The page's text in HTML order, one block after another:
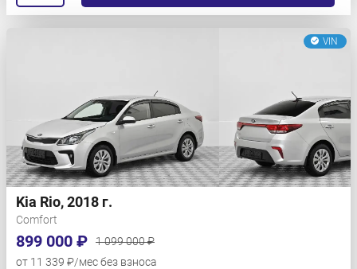
VIN
Kia Rio, 2018 г.
Comfort
899 000 ₽
1 099 000 ₽
от 11 339 ₽/мес без взноса